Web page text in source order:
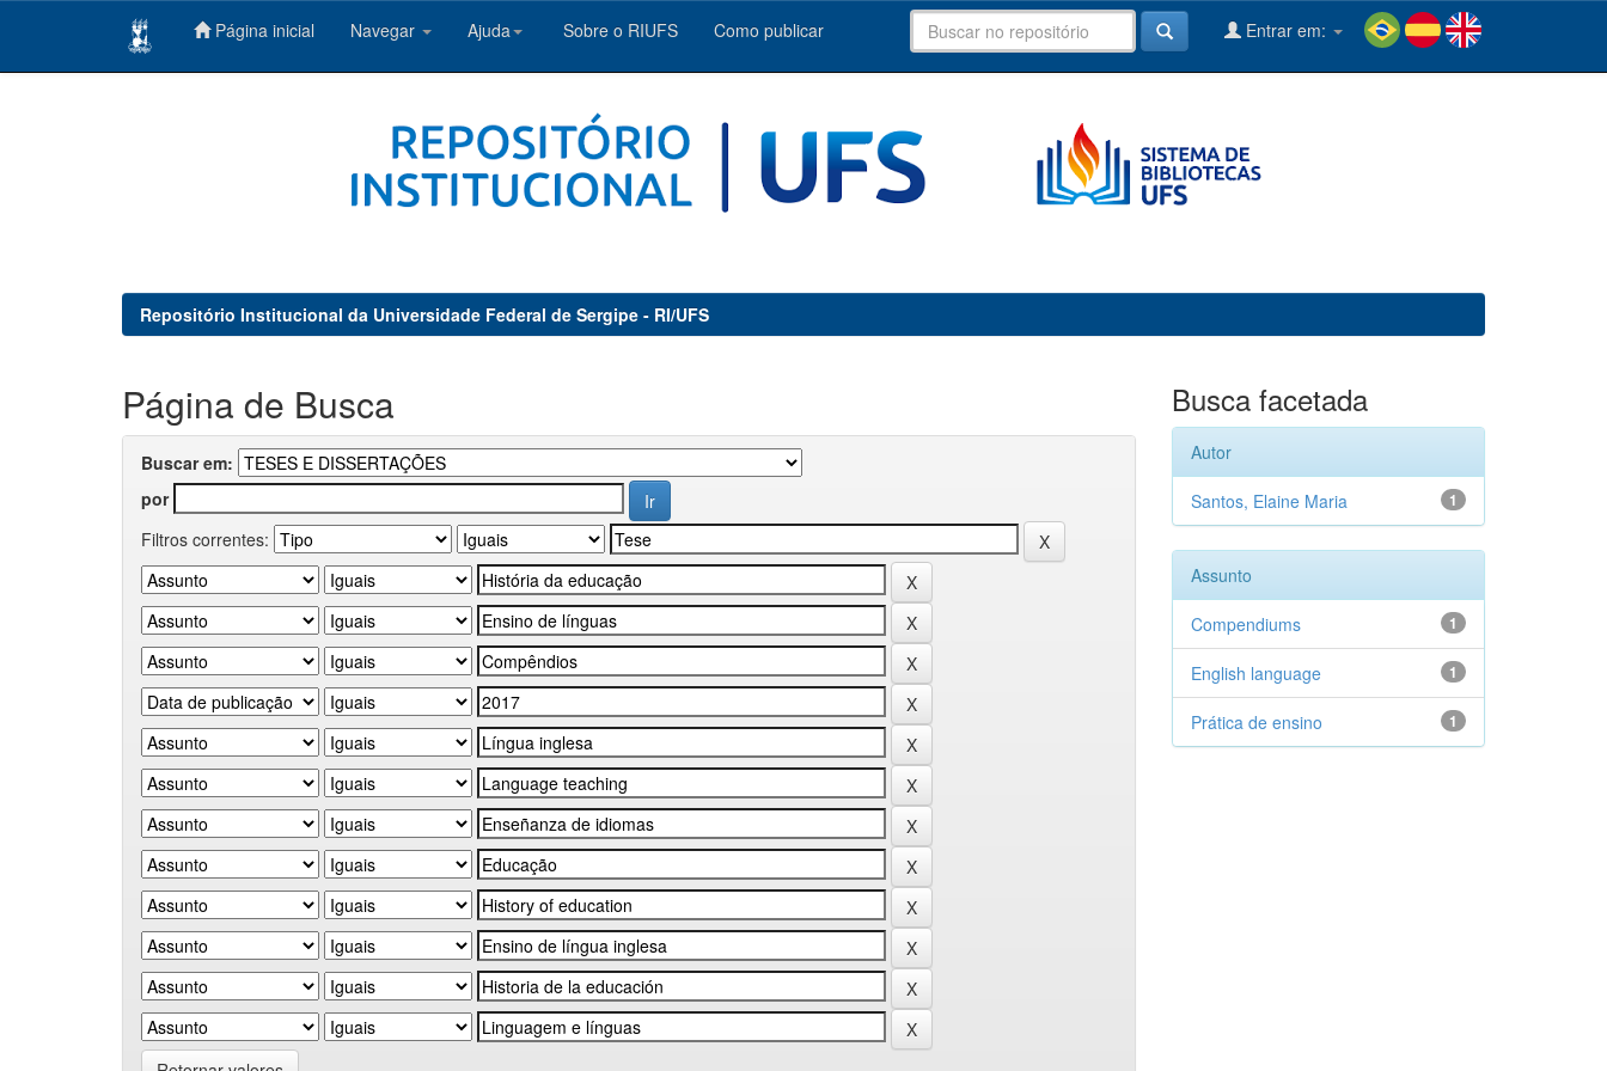
Página inicial Navegar Ajuda Sobre o RIUFS Como publicar Entrar em:
Repositório Institucional da Universidade Federal de Sergipe - RI/UFS
Página de Busca
Buscar em:
por
Filtros correntes:
Busca facetada
Autor
1
Santos, Elaine Maria
Assunto
1
Compendiums
1
English language
1
Prática de ensino